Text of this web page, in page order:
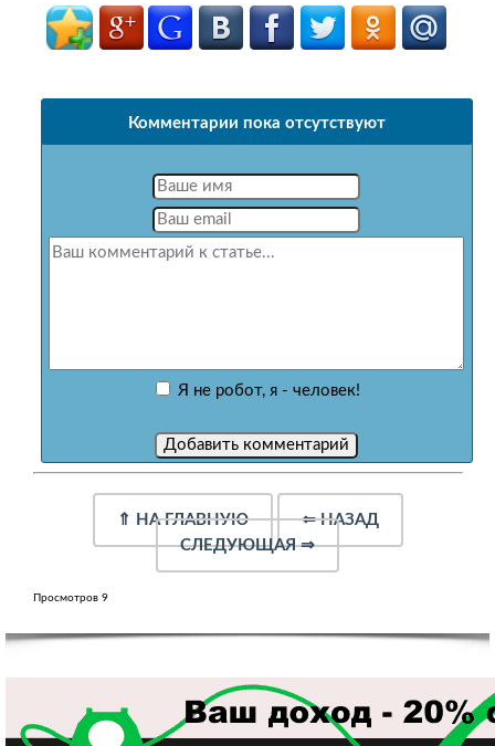
Комментарии пока отсутствуют
Я не робот, я - человек!
⇑ НА ГЛАВНУЮ ⇐НАЗАД
СЛЕДУЮЩАЯ⇒
Просмотров 9